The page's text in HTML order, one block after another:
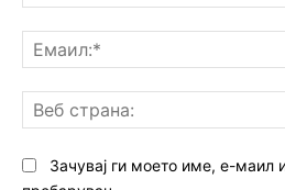
Зачувај ги моето име, е-маил